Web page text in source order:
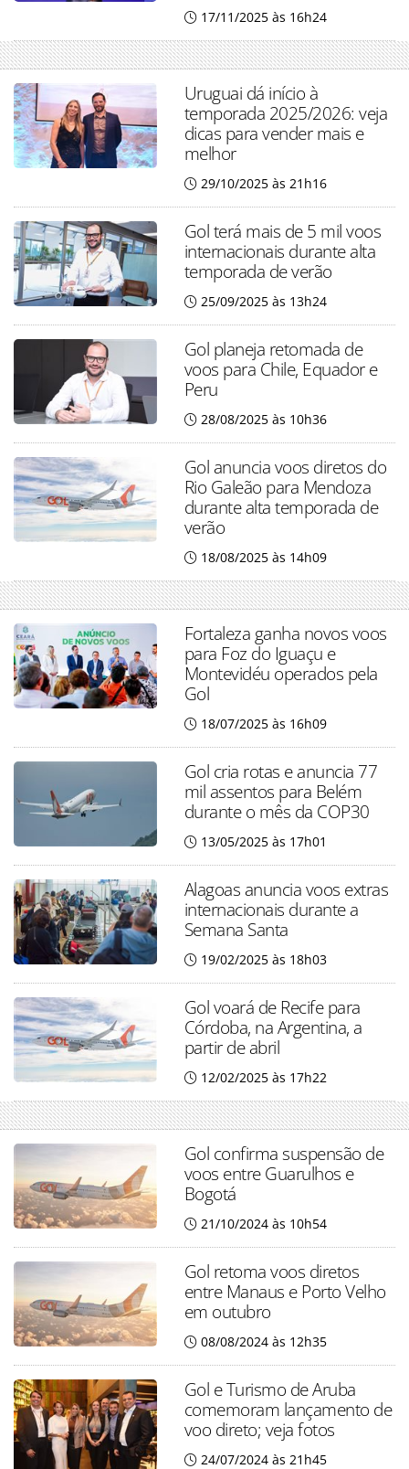
17/11/2025 às 16h24
Uruguai dá início à
temporada 2025/2026: veja
dicas para vender mais e
melhor
29/10/2025 às 21h16
Gol terá mais de 5 mil voos
internacionais durante alta
temporada de verão
25/09/2025 às 13h24
Gol planeja retomada de
voos para Chile, Equador e
Peru
28/08/2025 às 10h36
Gol anuncia voos diretos do
Rio Galeão para Mendoza
durante alta temporada de
verão
18/08/2025 às 14h09
Fortaleza ganha novos voos
para Foz do Iguaçu e
Montevidéu operados pela
Gol
18/07/2025 às 16h09
Gol cria rotas e anuncia 77
mil assentos para Belém
durante o mês da COP30
13/05/2025 às 17h01
Alagoas anuncia voos extras
internacionais durante a
Semana Santa
19/02/2025 às 18h03
Gol voará de Recife para
Córdoba, na Argentina, a
partir de abril
12/02/2025 às 17h22
Gol confirma suspensão de
voos entre Guarulhos e
Bogotá
21/10/2024 às 10h54
Gol retoma voos diretos
entre Manaus e Porto Velho
em outubro
08/08/2024 às 12h35
Gol e Turismo de Aruba
comemoram lançamento de
voo direto; veja fotos
24/07/2024 às 21h45